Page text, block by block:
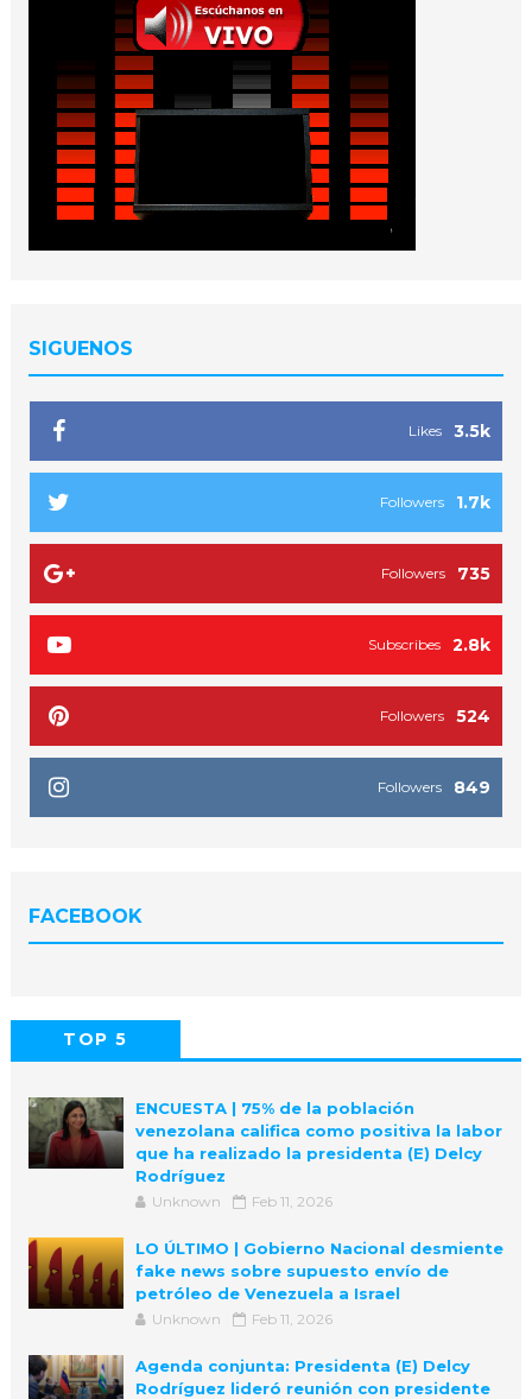
SIGUENOS
3.5k
Likes
1.7k
Followers
735
Followers
2.8k
Subscribes
524
Followers
849
Followers
FACEBOOK
TOP 5
ENCUESTA | 75% de la población
venezolana califica como positiva la labor
que ha realizado la presidenta (E) Delcy
Rodríguez
Unknown Feb 11, 2026
LO ÚLTIMO | Gobierno Nacional desmiente
fake news sobre supuesto envío de
petróleo de Venezuela a Israel
Unknown Feb 11, 2026
Agenda conjunta: Presidenta (E) Delcy
Rodríguez lideró reunión con presidente